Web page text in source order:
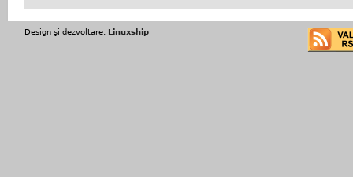
Design şi dezvoltare: Linuxship